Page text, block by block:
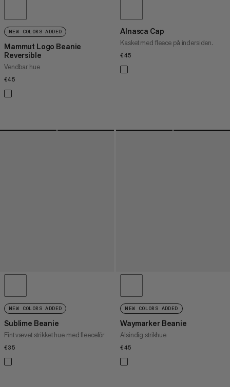
NEW COLORS ADDED
Mammut Logo Beanie
Reversible
Vendbar hue
€45
Alnasca Cap
Kasket med fleece på indersiden.
€45
NEW COLORS ADDED
Sublime Beanie
Fint vævet strikket hue med fleecefór
€35
NEW COLORS ADDED
Waymarker Beanie
Alsindig strikhue
€45